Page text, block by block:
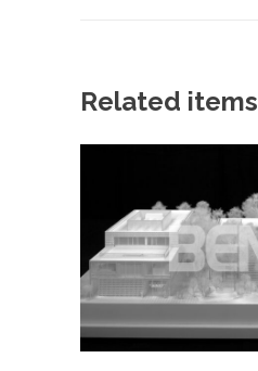
Related items